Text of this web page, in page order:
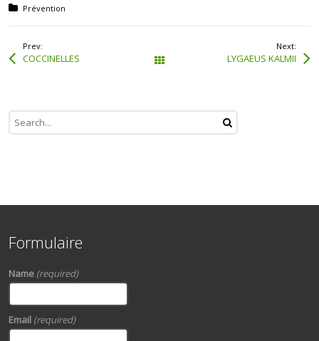
Posted in:
Prévention
Prev:
COCCINELLES Tous les articles
Next:
LYGAEUS KALMII
Formulaire
Name (required)
Email (required)